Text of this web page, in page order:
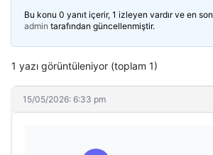
Bu konu 0 yanıt içerir, 1 izleyen vardır ve en son
admin tarafından güncellenmiştir.
1 yazı görüntüleniyor (toplam 1)
15/05/2026: 6:33 pm